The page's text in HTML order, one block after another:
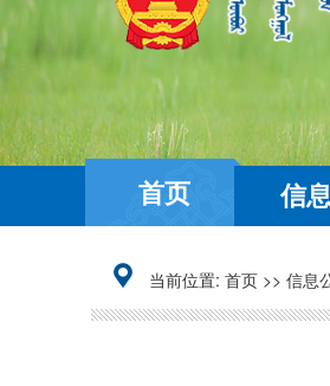
首页 信
当前位置: 首页 >> 信息